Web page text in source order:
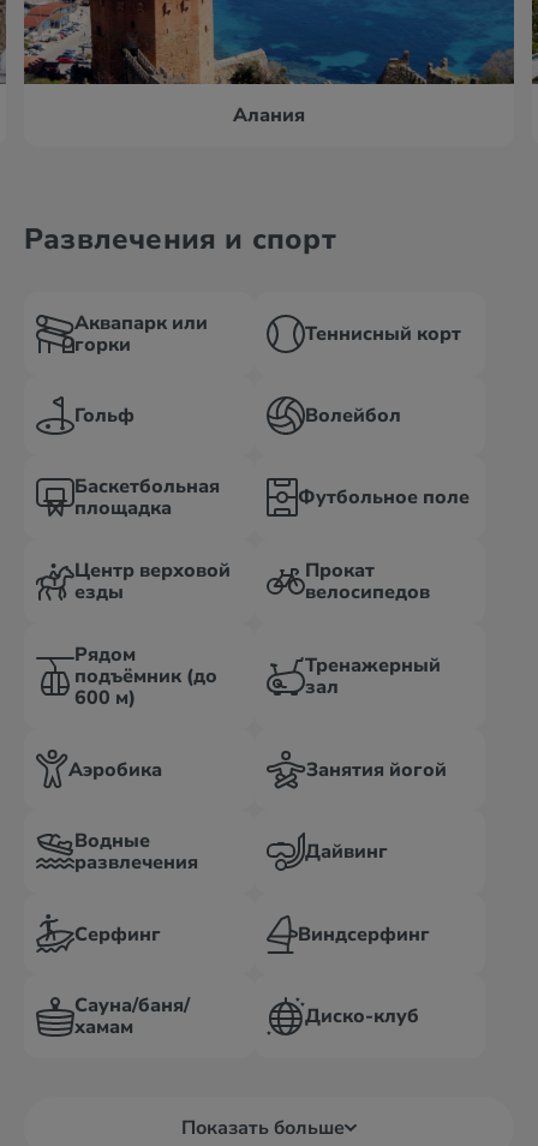
Алания
Развлечения и спорт
Аквапарк или
горки
Теннисный корт
Гольф Волейбол
Баскетбольная
площадка
Футбольное поле
Центр верховой
езды
Прокат
велосипедов
Рядом
подъёмник (до
600 м)
Тренажерный
зал
Аэробика Занятия йогой
Водные
развлечения
Дайвинг
Серфинг Виндсерфинг
Сауна/баня/
хамам
Диско-клуб
Показать больше